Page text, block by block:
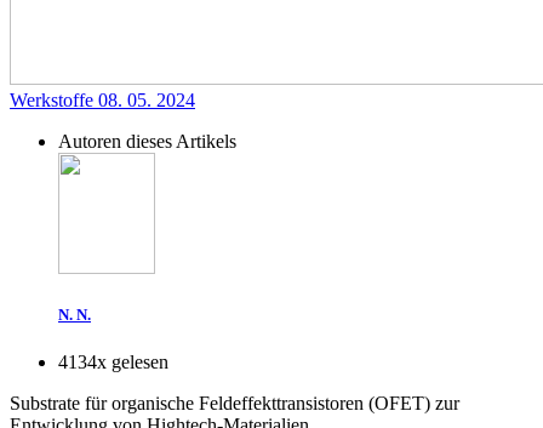
Werkstoffe 08. 05. 2024
Autoren dieses Artikels
N. N.
4134x gelesen
Substrate für organische Feldeffekttransistoren (OFET) zur